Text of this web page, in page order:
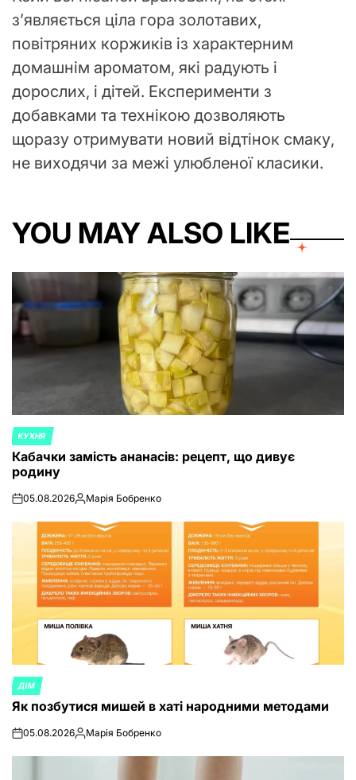
з’являється ціла гора золотавих,
повітряних коржиків із характерним
домашнім ароматом, які радують і
дорослих, і дітей. Експерименти з
добавками та технікою дозволяють
щоразу отримувати новий відтінок смаку,
не виходячи за межі улюбленої класики.
YOU MAY ALSO LIKE
POSTED
IN
КУХНЯ
Кабачки замість ананасів: рецепт, що дивує
родину
on05.08.2026Posted
Марія Бобренко
POSTED
IN
ДІМ
Як позбутися мишей в хаті народними методами
on05.08.2026Posted
Марія Бобренко